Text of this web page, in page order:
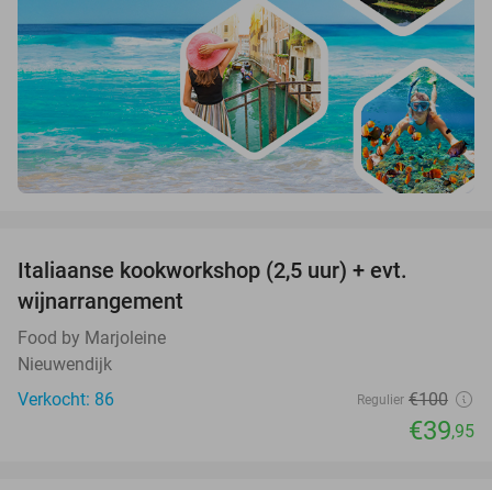
Italiaanse kookworkshop (2,5 uur) + evt.
wijnarrangement
Food by Marjoleine
Nieuwendijk
Verkocht: 86
Regulier €100
€39,95